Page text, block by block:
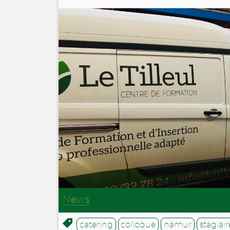
News
catering colloque namur